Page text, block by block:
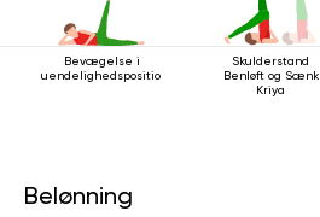
Bevægelse i
uendelighedsposition
Skulderstand
Benløft og Sænk
Kriya
Belønning